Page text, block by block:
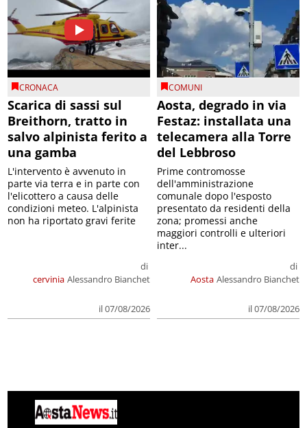
CRONACA
Scarica di sassi sul
Breithorn, tratto in
salvo alpinista ferito a
una gamba
cervinia
di
Alessandro Bianchet
il 07/08/2026
L'intervento è avvenuto in
parte via terra e in parte con
l'elicottero a causa delle
condizioni meteo. L'alpinista
non ha riportato gravi ferite
COMUNI
Aosta, degrado in via
Festaz: installata una
telecamera alla Torre
del Lebbroso
Aosta
di
Alessandro Bianchet
il 07/08/2026
Prime contromosse
dell'amministrazione
comunale dopo l'esposto
presentato da residenti della
zona; promessi anche
maggiori controlli e ulteriori
inter...